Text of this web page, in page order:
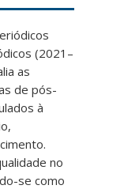
(2021–
as
de pós-
à
no
se como